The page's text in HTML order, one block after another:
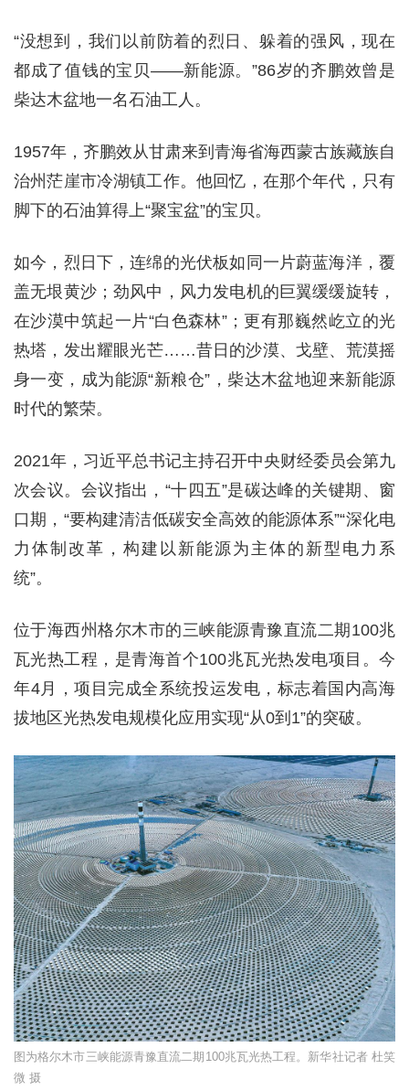
“没想到，我们以前防着的烈日、躲着的强风，现在
都成了值钱的宝贝——新能源。”86岁的齐鹏效曾是
柴达木盆地一名石油工人。
1957年，齐鹏效从甘肃来到青海省海西蒙古族藏族自
治州茫崖市冷湖镇工作。他回忆，在那个年代，只有
脚下的石油算得上“聚宝盆”的宝贝。
如今，烈日下，连绵的光伏板如同一片蔚蓝海洋，覆
盖无垠黄沙；劲风中，风力发电机的巨翼缓缓旋转，
在沙漠中筑起一片“白色森林”；更有那巍然屹立的光
热塔，发出耀眼光芒……昔日的沙漠、戈壁、荒漠摇
身一变，成为能源“新粮仓”，柴达木盆地迎来新能源
时代的繁荣。
2021年，习近平总书记主持召开中央财经委员会第九
次会议。会议指出，“十四五”是碳达峰的关键期、窗
口期，“要构建清洁低碳安全高效的能源体系”“深化电
力体制改革，构建以新能源为主体的新型电力系
统”。
位于海西州格尔木市的三峡能源青豫直流二期100兆
瓦光热工程，是青海首个100兆瓦光热发电项目。今
年4月，项目完成全系统投运发电，标志着国内高海
拔地区光热发电规模化应用实现“从0到1”的突破。
图为格尔木市三峡能源青豫直流二期100兆瓦光热工程。新华社记者 杜笑
微 摄